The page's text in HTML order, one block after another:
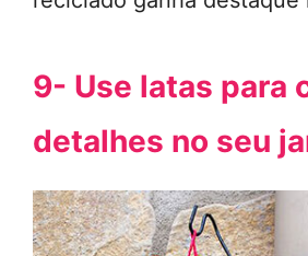
9- Use latas para
detalhes no seu